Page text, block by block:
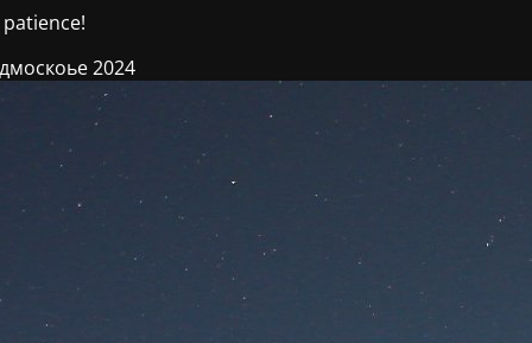
2024